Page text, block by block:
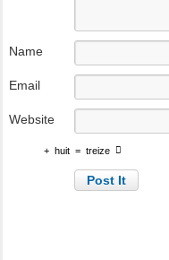
Name
Email
Website
+ huit = treize